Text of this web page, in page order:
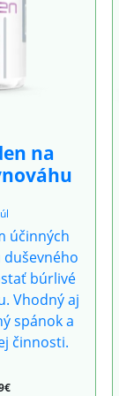
na
účinných
búrlivé
Vhodný aj
spánok a
činnosti.